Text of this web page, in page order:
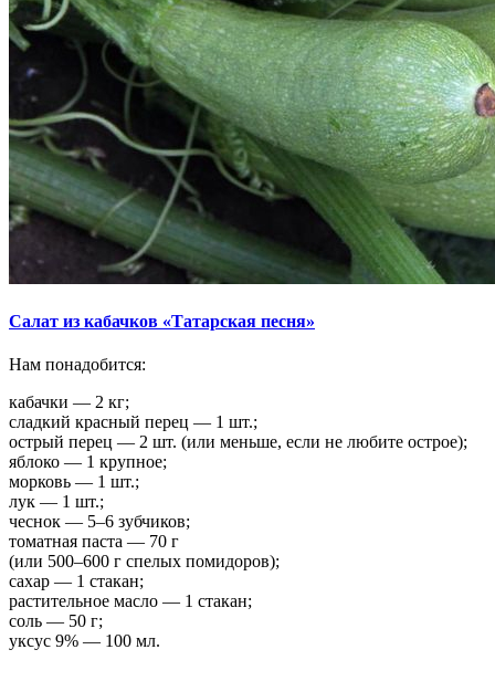
Салат из кабачков «Татарская песня»
Нам понадобится:
кабачки — 2 кг;
сладкий красный перец — 1 шт.;
острый перец — 2 шт. (или меньше, если не любите острое);
яблоко — 1 крупное;
морковь — 1 шт.;
лук — 1 шт.;
чеснок — 5–6 зубчиков;
томатная паста — 70 г
(или 500–600 г спелых помидоров);
сахар — 1 стакан;
растительное масло — 1 стакан;
соль — 50 г;
уксус 9% — 100 мл.